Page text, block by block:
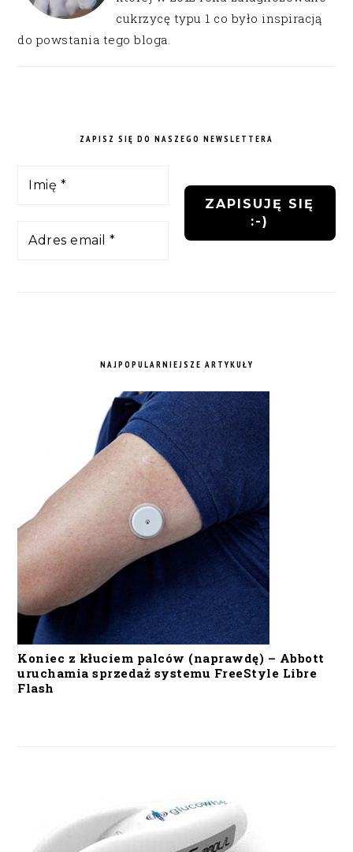
cukrzycę typu 1 co było inspiracją
do powstania tego bloga.
ZAPISZ SIĘ DO NASZEGO NEWSLETTERA
NAJPOPULARNIEJSZE ARTYKUŁY
Koniec z kłuciem palców (naprawdę) – Abbott
uruchamia sprzedaż systemu FreeStyle Libre
Flash